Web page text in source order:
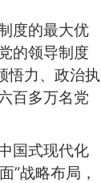
度的最大优
的领导制度
悟力、政治执
百多万名党
国式现代化
”战略布局，